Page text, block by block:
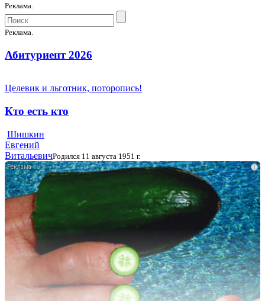
Реклама.
Реклама.
Абитуриент 2026
Целевик и льготник, поторопись!
Кто есть кто
Шишкин
Евгений
ВитальевичРодился 11 августа 1951 г.
i